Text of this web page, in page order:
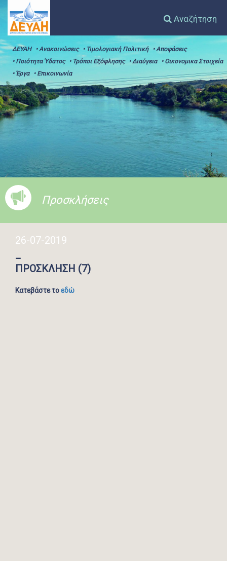
Αναζήτηση
ΔΕΥΑΗ • Ανακοινώσεις • Τιμολογιακή Πολιτική
• Αποφάσεις
• Ποιότητα Ύδατος
• Τρόποι Εξόφλησης • Διαύγεια
• Οικονομικα Στοιχεία
• Έργα
• Επικοινωνία
Προσκλήσεις
26-07-2019
_
ΠΡΟΣΚΛΗΣΗ (7)
Κατεβάστε τοεδώ